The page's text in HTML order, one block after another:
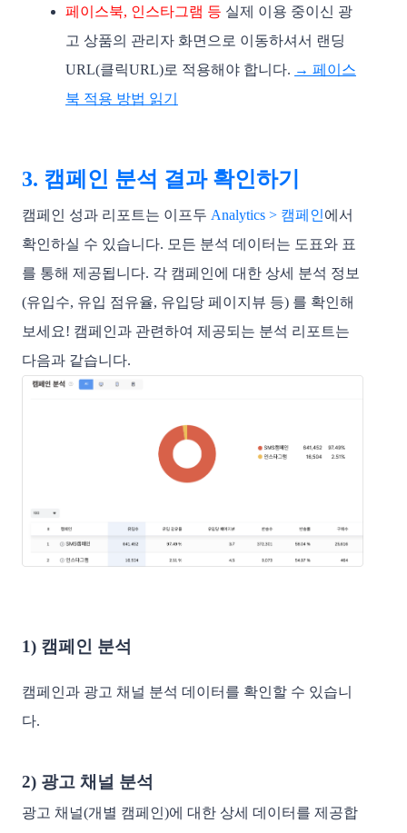
페이스북, 인스타그램 등 실제 이용 중이신 광
고 상품의 관리자 화면으로 이동하셔서 랜딩
URL(클릭URL)로 적용해야 합니다. → 페이스
북 적용 방법 읽기
3. 캠페인 분석 결과 확인하기
캠페인 성과 리포트는 이프두 Analytics > 캠페인​에서
확인하실 수 있습니다. 모든 분석 데이터는 도표와 표
를 통해 제공됩니다. 각 캠페인에 대한 상세 분석 정보
(유입수, 유입 점유율, 유입당 페이지뷰 등) 를 확인해
보세요! 캠페인과 관련하여 제공되는 분석 리포트는
다음과 같습니다.
1) 캠페인 분석
캠페인과 광고 채널 분석 데이터를 확인할 수 있습니
다.
2) 광고 채널 분석
광고 채널(개별 캠페인)에 대한 상세 데이터를 제공합